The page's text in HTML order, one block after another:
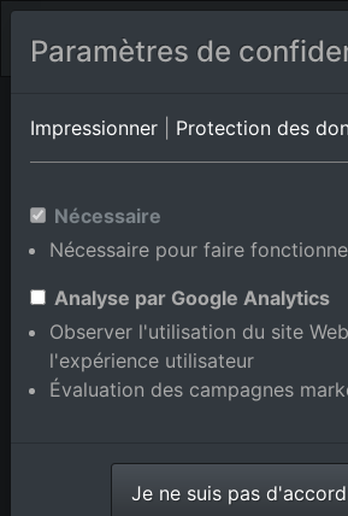
Sticciano Toscane
Photos aériennes de
en Toscane, Italie
aériennes
Paramètres de
Impressionner Protection des
Nécessaire
Nécessaire pour faire
Analyse par Google Analytics
Observer l'utilisation du site
l'expérience utilisateur
Évaluation des campagnes
Je ne suis pas d'accord